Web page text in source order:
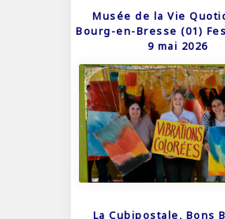
Musée de la Vie
Bourg-en-Bresse (01)
9 mai 2026
La Cubipostale, Bons